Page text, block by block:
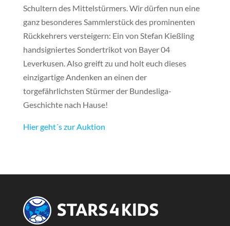
Schultern des Mittelstürmers. Wir dürfen nun eine
ganz besonderes Sammlerstück des prominenten
Rückkehrers versteigern: Ein von Stefan Kießling
handsigniertes Sondertrikot von Bayer 04
Leverkusen. Also greift zu und holt euch dieses
einzigartige Andenken an einen der
torgefährlichsten Stürmer der Bundesliga-
Geschichte nach Hause!
Hier geht´s zur Auktion